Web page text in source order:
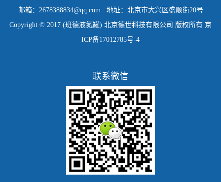
邮箱：2678388834@qq.com 地址：北京市大兴区盛顺街20号
Copyright © 2017 (班德液氮罐) 北京德世科技有限公司 版权所有 京
ICP备17012785号-4
联系微信